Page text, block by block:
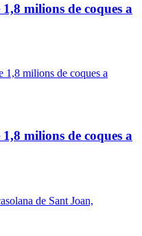
milions de coques a
milions de coques a